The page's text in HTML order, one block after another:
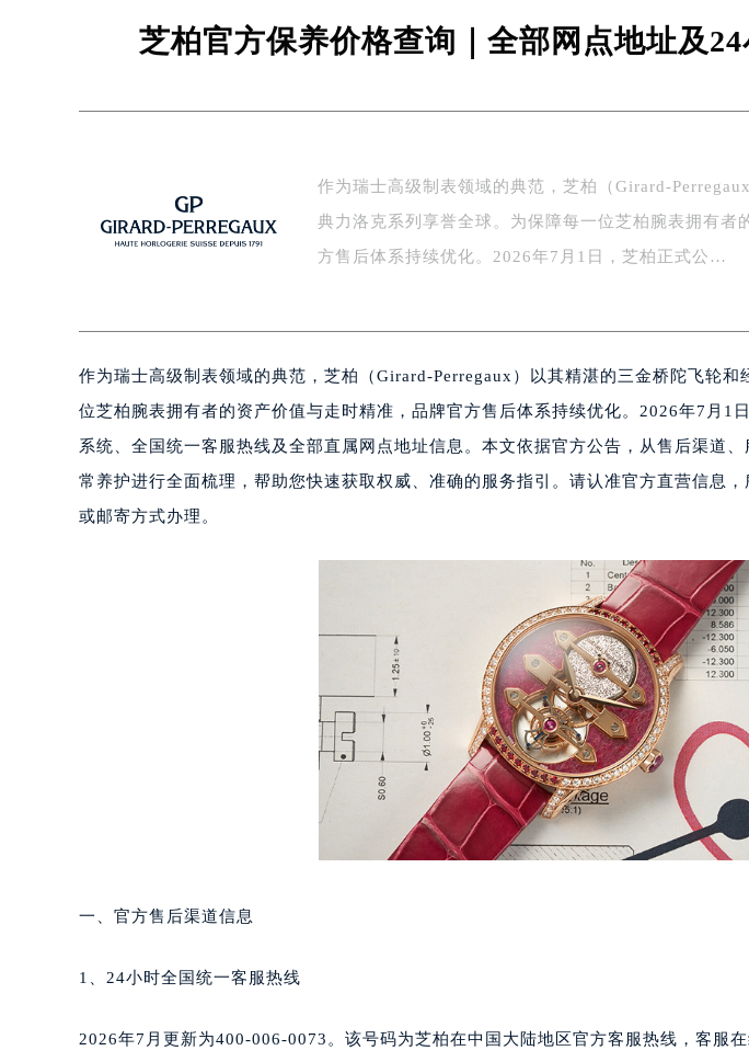
上海市徐汇区虹桥路3号港汇中心写字楼2座37层3705室（需提前预约
扬州市邗江区国展路29号星耀天地写字楼1号楼18层1803室（需提前
盐城市盐都区世纪大道5号盐城金融城写字楼1号楼16层1604室（需提
泰州市海陵区永定东路399号置地商务中心东塔写字楼（华润万象城）
绍兴市越城区胜利东路379号世茂天际中心写字楼8层805室（需提前预
嘉兴市南湖区广益路705号嘉兴世界贸易中心写字楼A座13层1304室（
南昌市红谷滩新区红谷中大道998号绿地双子塔（中央广场）A1座办
济南市历下区经十路11111号华润中心写字楼（万象城）15层1508室（
深圳市罗湖区深南东路5001号华润大厦写字楼17层1701室（需提前预
惠州市惠城区江北文昌一路7号华贸大厦写字楼1座30层05室（需提前
厦门市思明区湖滨东路95号华润大厦写字楼B座11层1104室（需提前
福州市鼓楼区五四路128-1号恒力城写字楼15层03室（需提前预约）
成都市锦江区人民东路6号SAC东原中心写字楼24层2406B室（需提前
重庆市江北区观音桥步行街2号融恒时代广场写字楼9层902室（需提前
长沙市芙蓉区定王台街道建湘路393号世茂环球金融中心写字楼（芙蓉
郑州市二七区铭功路10号华润大厦写字楼29层2905室（需提前预约）
太原市迎泽区解放路15号亨得利名表服务中心（品牌授权店）3层整层
沈阳市沈河区中街路137号亨得利名表服务中心（品牌授权店）1层整
温州市鹿城区锦绣路1067号置信广场10层1015室（需提前预约）
大连市中山区人民路15号国际金融大厦7层G室（需提前预约）
东莞市东城街道鸿福东路1号民盈国贸中心T1写字楼9层907室（需提前
芝柏官方保养价格查询｜全部网点地址及
作为瑞士高级制表领域的典范，芝柏（Girard-
典力洛克系列享誉全球。为保障每一位芝柏腕表拥有者
方售后体系持续优化。2026年7月1日，芝柏正式公…
作为瑞士高级制表领域的典范，芝柏（Girard-Perregaux）以其精湛的三金桥陀飞轮和
位芝柏腕表拥有者的资产价值与走时精准，品牌官方售后体系持续优化。2026年7月1
系统、全国统一客服热线及全部直属网点地址信息。本文依据官方公告，从售后渠道
常养护进行全面梳理，帮助您快速获取权威、准确的服务指引。请认准官方直营信息
或邮寄方式办理。
一、官方售后渠道信息
1、24小时全国统一客服热线
2026年7月更新为400-006-0073。该号码为芝柏在中国大陆地区官方客服热线，客服